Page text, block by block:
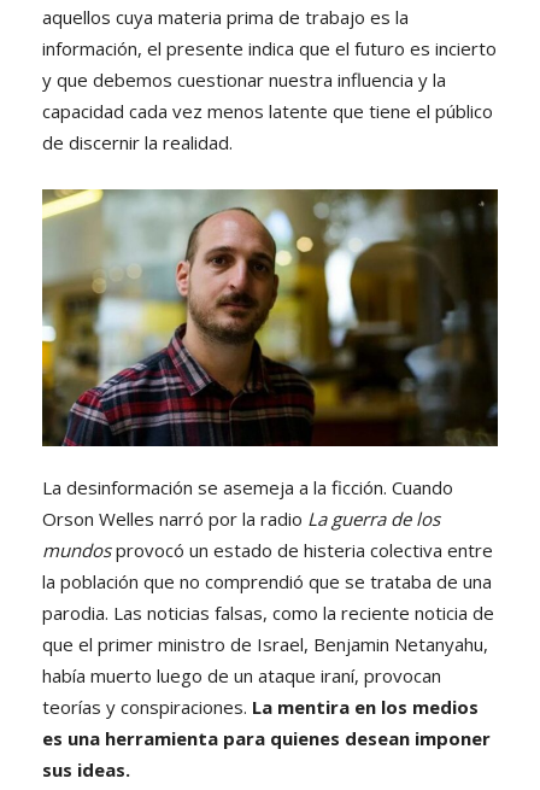
aquellos cuya materia prima de trabajo es la
información, el presente indica que el futuro es incierto
y que debemos cuestionar nuestra influencia y la
capacidad cada vez menos latente que tiene el público
de discernir la realidad.
La desinformación se asemeja a la ficción. Cuando
Orson Welles narró por la radio La guerra de los
mundosprovocó un estado de histeria colectiva entre
la población que no comprendió que se trataba de una
parodia. Las noticias falsas, como la reciente noticia de
que el primer ministro de Israel, Benjamin Netanyahu,
había muerto luego de un ataque iraní, provocan
teorías y conspiraciones. La mentira en los medios
es una herramienta para quienes desean imponer
sus ideas.